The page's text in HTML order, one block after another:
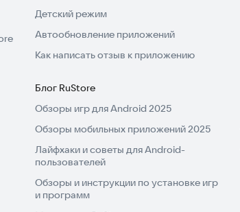
Детский режим
Автообновление приложений
Как написать отзыв к приложению
Блог RuStore
Обзоры игр для Android 2025
Обзоры мобильных приложений 2025
Лайфхаки и советы для Android-
пользователей
Обзоры и инструкции по установке игр
и программ